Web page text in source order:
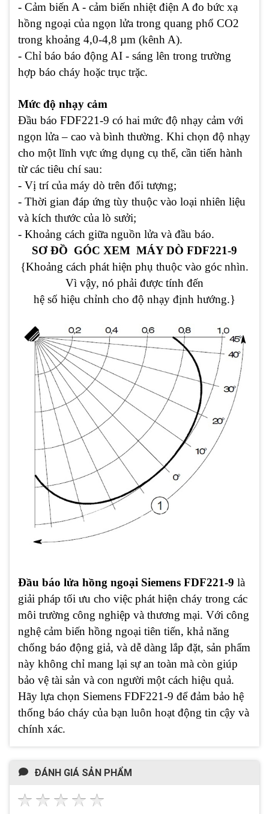
- Cảm biến A - cảm biến nhiệt điện A đo bức xạ
hồng ngoại của ngọn lửa trong quang phổ CO2
trong khoảng 4,0-4,8 µm (kênh A).
- Chỉ báo báo động AI - sáng lên trong trường
hợp báo cháy hoặc trục trặc.
Mức độ nhạy cảm
Đầu báo FDF221-9 có hai mức độ nhạy cảm với
ngọn lửa – cao và bình thường. Khi chọn độ nhạy
cho một lĩnh vực ứng dụng cụ thể, cần tiến hành
từ các tiêu chí sau:
- Vị trí của máy dò trên đối tượng;
- Thời gian đáp ứng tùy thuộc vào loại nhiên liệu
và kích thước của lò sưởi;
- Khoảng cách giữa nguồn lửa và đầu báo.
SƠ ĐỒ GÓC XEM MÁY DÒ FDF221-9
{Khoảng cách phát hiện phụ thuộc vào góc nhìn.
Vì vậy, nó phải được tính đến
hệ số hiệu chỉnh cho độ nhạy định hướng.}
Đầu báo lửa hồng ngoại Siemens FDF221-9 là
giải pháp tối ưu cho việc phát hiện cháy trong các
môi trường công nghiệp và thương mại. Với công
nghệ cảm biến hồng ngoại tiên tiến, khả năng
chống báo động giả, và dễ dàng lắp đặt, sản phẩm
này không chỉ mang lại sự an toàn mà còn giúp
bảo vệ tài sản và con người một cách hiệu quả.
Hãy lựa chọn Siemens FDF221-9 để đảm bảo hệ
thống báo cháy của bạn luôn hoạt động tin cậy và
chính xác.
ĐÁNH GIÁ SẢN PHẨM